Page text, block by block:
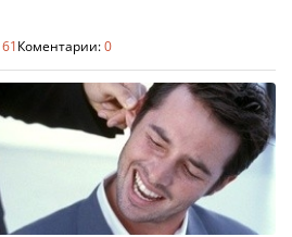
61Коментарии:0